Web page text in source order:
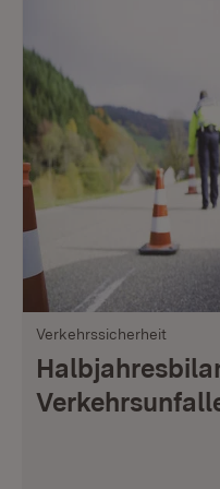
Verkehrssicherheit